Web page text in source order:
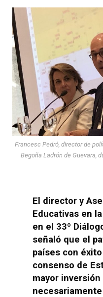
Francesc Pedró, director de
Begoña Ladrón de Guevara,
El director y
Educativas en
en el 33º
señaló que el
países con
consenso de
mayor